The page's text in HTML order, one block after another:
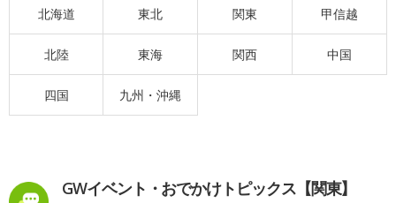
北海道 東北 関東 甲信越
北陸 東海 関西 中国
四国 九州・沖縄
GWイベント・おでかけトピックス【関東】